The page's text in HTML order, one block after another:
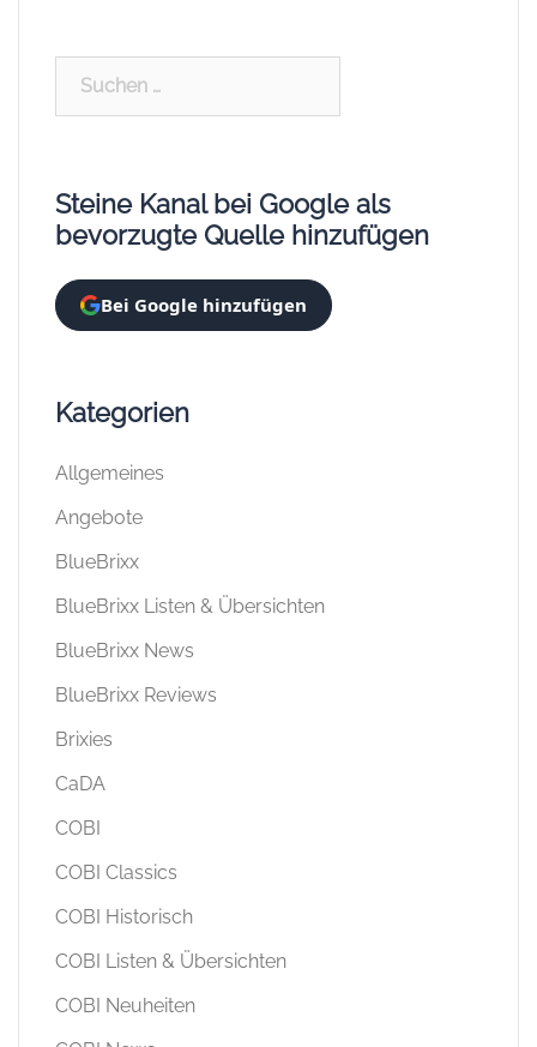
Suchen
Steine Kanal bei Google als
bevorzugte Quelle hinzufügen
Bei Google hinzufügen
Kategorien
Allgemeines
Angebote
BlueBrixx
BlueBrixx Listen & Übersichten
BlueBrixx News
BlueBrixx Reviews
Brixies
CaDA
COBI
COBI Classics
COBI Historisch
COBI Listen & Übersichten
COBI Neuheiten